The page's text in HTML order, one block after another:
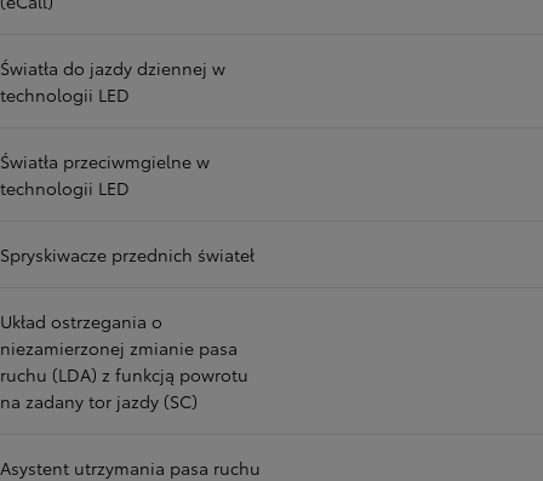
Światła do jazdy dziennej w
technologii LED
Światła przeciwmgielne w
technologii LED
Spryskiwacze przednich świateł
Układ ostrzegania o
niezamierzonej zmianie pasa
ruchu (LDA) z funkcją powrotu
na zadany tor jazdy (SC)
Asystent utrzymania pasa ruchu